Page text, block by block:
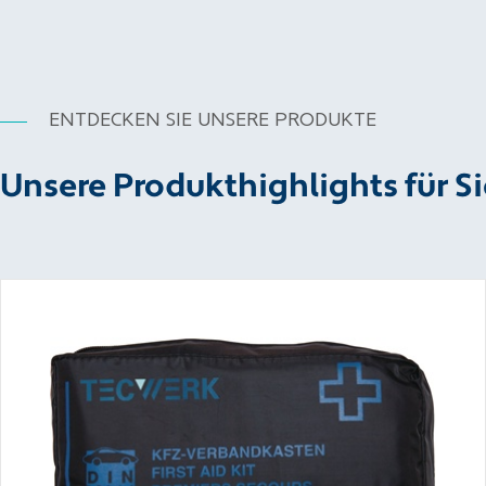
ENTDECKEN SIE UNSERE PRODUKTE
Unsere Produkthighlights für